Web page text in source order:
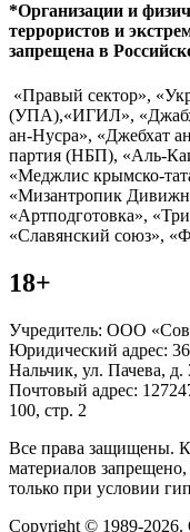
*Организации и
террористов и
запрещена в
«Правый сектор»,
(УПА),«ИГИЛ»,
ан-Нусра», «Джебхат
партия (НБП), «Аль-
«Меджлис крымско-
«Мизантропик
«Артподготовка»,
«Славянский союз»,
18+
Учредитель: ООО
Юридический адрес:
Нальчик, ул. Пачева, д.
Почтовый адрес:
100, стр. 2
Все права защищены.
материалов
только при условии
Copyright © 1989-